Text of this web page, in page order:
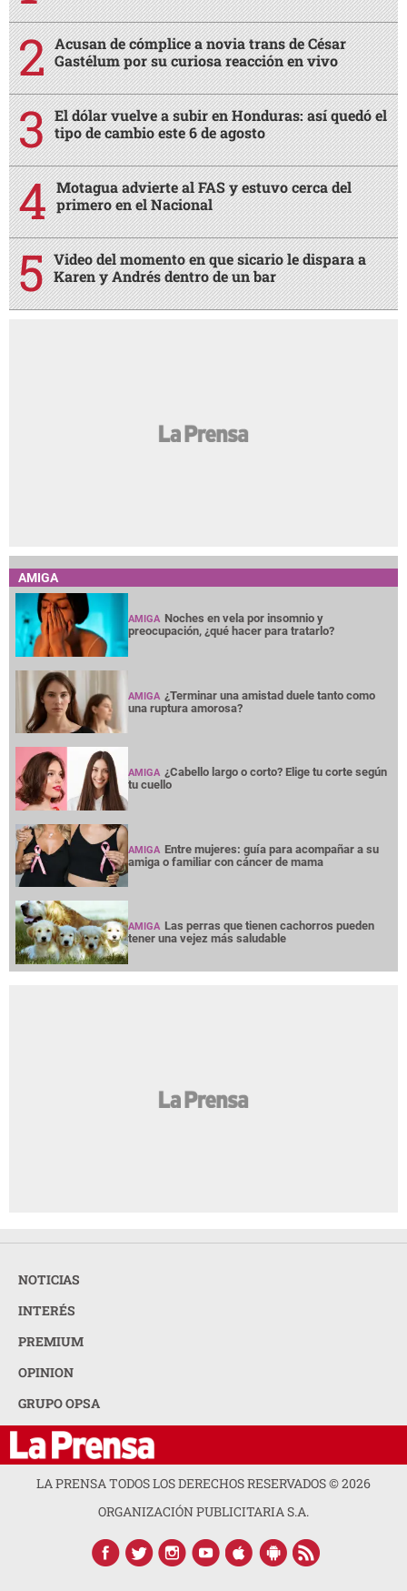
Acusan de cómplice a novia trans de César
Gastélum por su curiosa reacción en vivo
El dólar vuelve a subir en Honduras: así quedó el
tipo de cambio este 6 de agosto
Motagua advierte al FAS y estuvo cerca del
primero en el Nacional
Video del momento en que sicario le dispara a
Karen y Andrés dentro de un bar
AMIGA
AMIGA Noches en vela por insomnio y
preocupación, ¿qué hacer para tratarlo?
AMIGA ¿Terminar una amistad duele tanto como
una ruptura amorosa?
AMIGA ¿Cabello largo o corto? Elige tu corte según
tu cuello
AMIGA Entre mujeres: guía para acompañar a su
amiga o familiar con cáncer de mama
AMIGA Las perras que tienen cachorros pueden
tener una vejez más saludable
NOTICIAS
INTERÉS
PREMIUM
OPINION
GRUPO OPSA
LA PRENSA TODOS LOS DERECHOS RESERVADOS ©2026
ORGANIZACIÓN PUBLICITARIA S.A.